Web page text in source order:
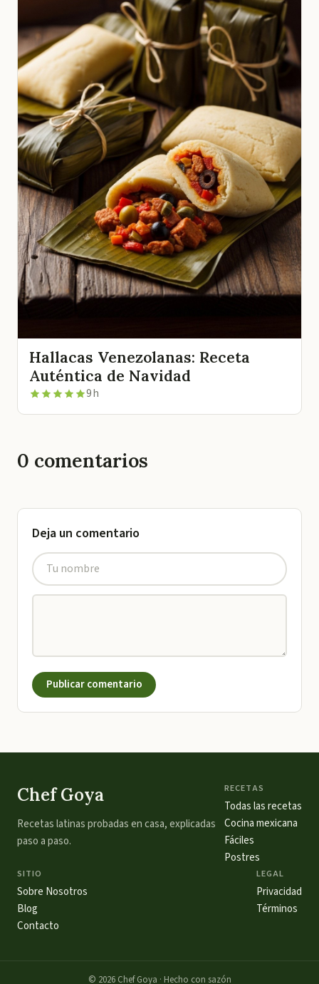
Hallacas Venezolanas: Receta
Auténtica de Navidad
9 h
0 comentarios
Deja un comentario
Publicar comentario
Chef Goya
Recetas latinas probadas en casa, explicadas
paso a paso.
RECETAS
Todas las recetas
Cocina mexicana
Fáciles
Postres
SITIO
Sobre Nosotros
Blog
Contacto
LEGAL
Privacidad
Términos
© 2026Chef Goya · Hecho con sazón